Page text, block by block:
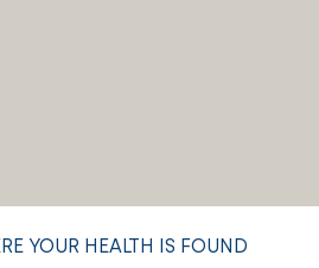
YOUR HEALTH IS FOUND